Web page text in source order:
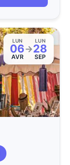
LUN
06
AVR
→
LUN
28
SEP